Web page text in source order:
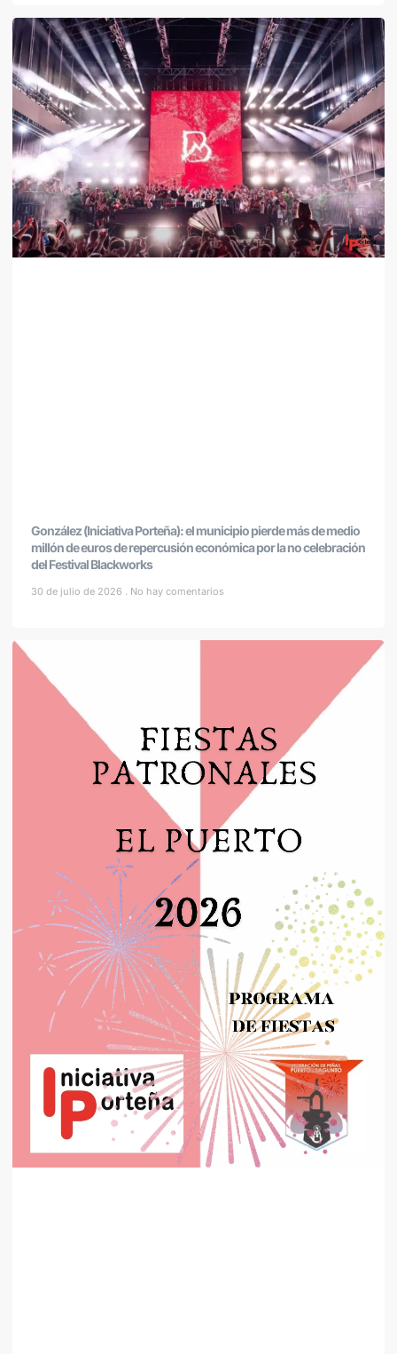
González (Iniciativa Porteña): el municipio pierde más de medio
millón de euros de repercusión económica por la no celebración
del Festival Blackworks
30 de julio de 2026 No hay comentarios